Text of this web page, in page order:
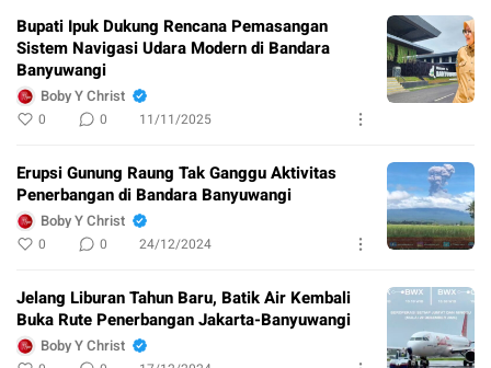
Bupati Ipuk Dukung Rencana Pemasangan
Sistem Navigasi Udara Modern di Bandara
Banyuwangi
Boby Y Christ
0 0 11/11/2025
Erupsi Gunung Raung Tak Ganggu Aktivitas
Penerbangan di Bandara Banyuwangi
Boby Y Christ
0 0 24/12/2024
Jelang Liburan Tahun Baru, Batik Air Kembali
Buka Rute Penerbangan Jakarta-Banyuwangi
Boby Y Christ